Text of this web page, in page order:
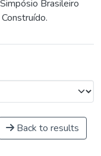
Brasileiro
Back to results